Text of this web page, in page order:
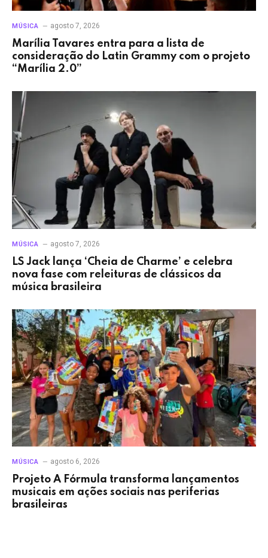
MÚSICA agosto 7, 2026
Marília Tavares entra para a lista de
consideração do Latin Grammy com o projeto
“Marília 2.0”
MÚSICA agosto 7, 2026
LS Jack lança ‘Cheia de Charme’ e celebra
nova fase com releituras de clássicos da
música brasileira
MÚSICA agosto 6, 2026
Projeto A Fórmula transforma lançamentos
musicais em ações sociais nas periferias
brasileiras